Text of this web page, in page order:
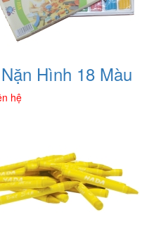
Hình 18 Màu
hệ